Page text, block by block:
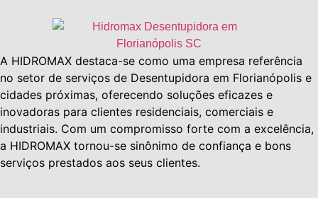
A HIDROMAX destaca-se como uma empresa referência
no setor de serviços de Desentupidora em Florianópolis e
cidades próximas, oferecendo soluções eficazes e
inovadoras para clientes residenciais, comerciais e
industriais. Com um compromisso forte com a excelência,
a HIDROMAX tornou-se sinônimo de confiança e bons
serviços prestados aos seus clientes.